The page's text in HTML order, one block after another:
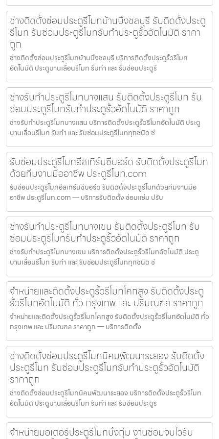
ช่างติดตั้งซ่อมประตูรีโมทบ้านบึงชลบุรี รับติดตั้งประตู
รีโมท รับซ่อมประตูรีโมทรับทำประตูรั้วอัตโนมัติ ราคา
ถูก
ช่างติดตั้งซ่อมประตูรีโมทบ้านบึงชลบุรี บริการติดตั้งประตูรั้วรีโมท
อัตโนมัติ ประตูบานเลื่อนรีโมท รับทำ และ รับซ่อมประตูรี
ช่างรับทำประตูรีโมทบางแสน รับติดตั้งประตูรีโมท รับ
ซ่อมประตูรีโมทรับทำประตูรั้วอัตโนมัติ ราคาถูก
ช่างรับทำประตูรีโมทบางแสน บริการติดตั้งประตูรั้วรีโมทอัตโนมัติ ประตู
บานเลื่อนรีโมท รับทำ และ รับซ่อมประตูรีโมททุกชนิด ช่
รับซ่อมประตูรีโมทอีสเทิร์นซีบอร์ด รับติดตั้งประตูรีโมท
ด้วยทีมงานมืออาชีพ ประตูรีโมท.com
รับซ่อมประตูรีโมทอีสเทิร์นซีบอร์ด รับติดตั้งประตูรีโมทด้วยทีมงานมือ
อาชีพ ประตูรีโมท.com — บริการรับติดตั้ง ซ่อมแซ่ม ปรับ
ช่างรับทำประตูรีโมทบางเขน รับติดตั้งประตูรีโมท รับ
ซ่อมประตูรีโมทรับทำประตูรั้วอัตโนมัติ ราคาถูก
ช่างรับทำประตูรีโมทบางเขน บริการติดตั้งประตูรั้วรีโมทอัตโนมัติ ประตู
บานเลื่อนรีโมท รับทำ และ รับซ่อมประตูรีโมททุกชนิด ช่
จำหน่ายและติดตั้งประตูรั้วรีโมทโคกสูง รับติดตั้งประตู
รั้วรีโมทอัตโนมัติ ทั่ว กรุงเทพ และ ปริมณฑล ราคาถูก
จำหน่ายและติดตั้งประตูรั้วรีโมทโคกสูง รับติดตั้งประตูรั้วรีโมทอัตโนมัติ ทั่ว
กรุงเทพ และ ปริมณฑล ราคาถูก — บริการติดตั้ง
ช่างติดตั้งซ่อมประตูรีโมทนิคมพัฒนาระยอง รับติดตั้ง
ประตูรีโมท รับซ่อมประตูรีโมทรับทำประตูรั้วอัตโนมัติ
ราคาถูก
ช่างติดตั้งซ่อมประตูรีโมทนิคมพัฒนาระยอง บริการติดตั้งประตูรั้วรีโมท
อัตโนมัติ ประตูบานเลื่อนรีโมท รับทำ และ รับซ่อมประตูร
จำหน่ายมอเตอร์ประตูรีโมทบึงกุ่ม งานซ่อมจบไวรับ